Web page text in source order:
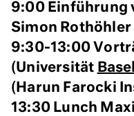
9:00 Einführung
Simon
9:30-13:00
(Universität Basel
(Harun Farocki
13:30 Lunch